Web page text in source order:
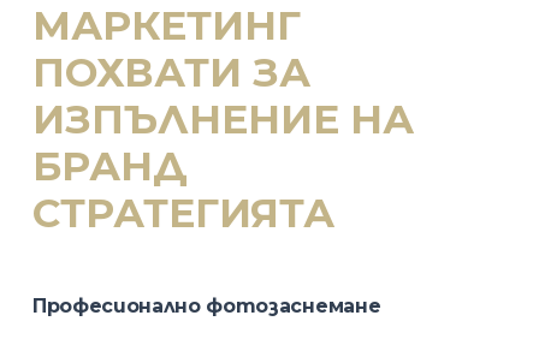
МАРКЕТИНГ
ПОХВАТИ ЗА
ИЗПЪЛНЕНИЕ НА
БРАНД
СТРАТЕГИЯТА
Професионално фотозаснемане